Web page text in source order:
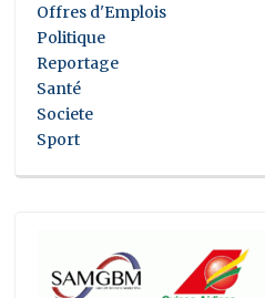
Offres d'Emplois
Politique
Reportage
Santé
Societe
Sport